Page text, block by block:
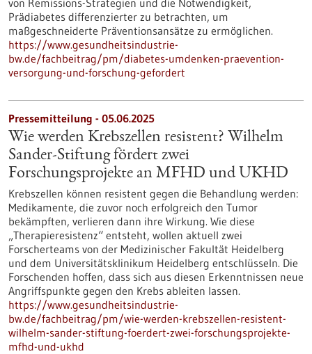
von Remissions-Strategien und die Notwendigkeit,
Prädiabetes differenzierter zu betrachten, um
maßgeschneiderte Präventionsansätze zu ermöglichen.
https://www.gesundheitsindustrie-
bw.de/fachbeitrag/pm/diabetes-umdenken-praevention-
versorgung-und-forschung-gefordert
Pressemitteilung - 05.06.2025
Wie werden Krebszellen resistent? Wilhelm
Sander-Stiftung fördert zwei
Forschungsprojekte an MFHD und UKHD
Krebszellen können resistent gegen die Behandlung werden:
Medikamente, die zuvor noch erfolgreich den Tumor
bekämpften, verlieren dann ihre Wirkung. Wie diese
„Therapieresistenz“ entsteht, wollen aktuell zwei
Forscherteams von der Medizinischer Fakultät Heidelberg
und dem Universitätsklinikum Heidelberg entschlüsseln. Die
Forschenden hoffen, dass sich aus diesen Erkenntnissen neue
Angriffspunkte gegen den Krebs ableiten lassen.
https://www.gesundheitsindustrie-
bw.de/fachbeitrag/pm/wie-werden-krebszellen-resistent-
wilhelm-sander-stiftung-foerdert-zwei-forschungsprojekte-
mfhd-und-ukhd